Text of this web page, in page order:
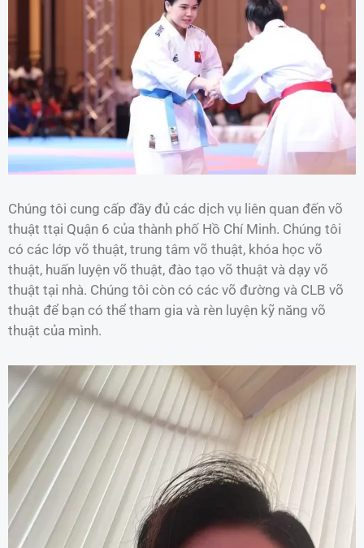
Chúng tôi cung cấp đầy đủ các dịch vụ liên quan đến võ
thuật ttại Quận 6 của thành phố Hồ Chí Minh. Chúng tôi
có các lớp võ thuật, trung tâm võ thuật, khóa học võ
thuật, huấn luyện võ thuật, đào tạo võ thuật và dạy võ
thuật tại nhà. Chúng tôi còn có các võ đường và CLB võ
thuật để bạn có thể tham gia và rèn luyện kỹ năng võ
thuật của mình.